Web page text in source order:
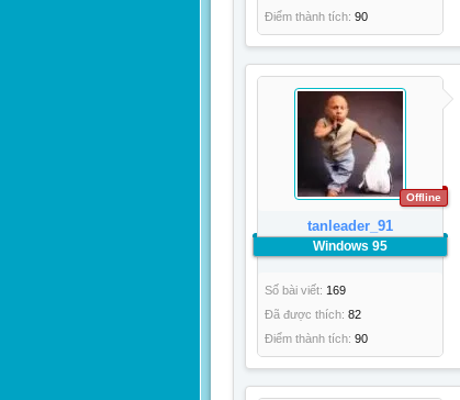
Điểm thành tích: 90
Offline
tanleader_91
Windows 95
Số bài viết: 169
Đã được thích: 82
Điểm thành tích: 90